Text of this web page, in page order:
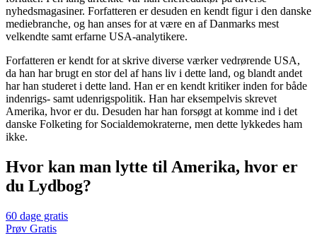
nyhedsmagasiner. Forfatteren er desuden en kendt figur i den danske
mediebranche, og han anses for at være en af Danmarks mest
velkendte samt erfarne USA-analytikere.
Forfatteren er kendt for at skrive diverse værker vedrørende USA,
da han har brugt en stor del af hans liv i dette land, og blandt andet
har han studeret i dette land. Han er en kendt kritiker inden for både
indenrigs- samt udenrigspolitik. Han har eksempelvis skrevet
Amerika, hvor er du. Desuden har han forsøgt at komme ind i det
danske Folketing for Socialdemokraterne, men dette lykkedes ham
ikke.
Hvor kan man lytte til Amerika, hvor er
du Lydbog?
60 dage gratis
Prøv Gratis